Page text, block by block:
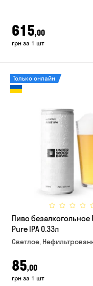
615,00
грн за 1 шт
Только онлайн
Пиво безалкогольное
Pure IPA 0.33л
Светлое,
85,00
грн за 1 шт